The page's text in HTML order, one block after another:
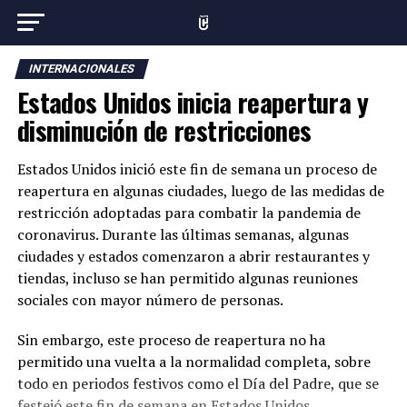
INTERNACIONALES
Estados Unidos inicia reapertura y
disminución de restricciones
Estados Unidos inició este fin de semana un proceso de
reapertura en algunas ciudades, luego de las medidas de
restricción adoptadas para combatir la pandemia de
coronavirus. Durante las últimas semanas, algunas
ciudades y estados comenzaron a abrir restaurantes y
tiendas, incluso se han permitido algunas reuniones
sociales con mayor número de personas.
Sin embargo, este proceso de reapertura no ha
permitido una vuelta a la normalidad completa, sobre
todo en periodos festivos como el Día del Padre, que se